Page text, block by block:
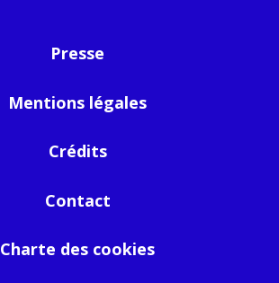
Presse
Mentions légales
Crédits
Contact
Charte des cookies